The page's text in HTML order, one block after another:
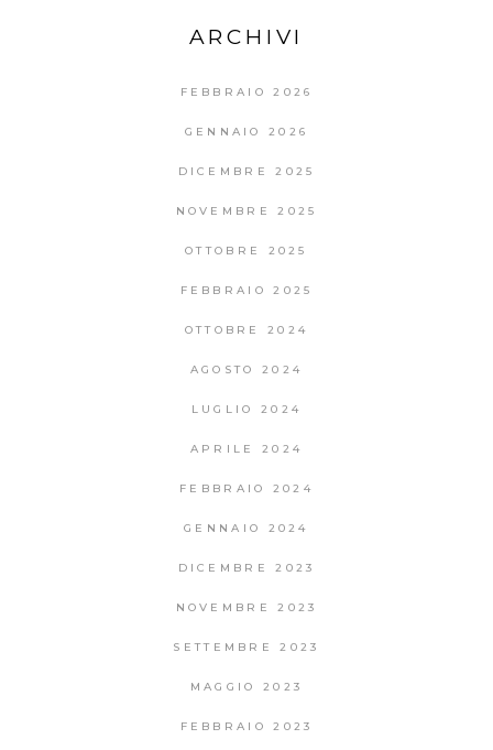
ARCHIVI
FEBBRAIO 2026
GENNAIO 2026
DICEMBRE 2025
NOVEMBRE 2025
OTTOBRE 2025
FEBBRAIO 2025
OTTOBRE 2024
AGOSTO 2024
LUGLIO 2024
APRILE 2024
FEBBRAIO 2024
GENNAIO 2024
DICEMBRE 2023
NOVEMBRE 2023
SETTEMBRE 2023
MAGGIO 2023
FEBBRAIO 2023